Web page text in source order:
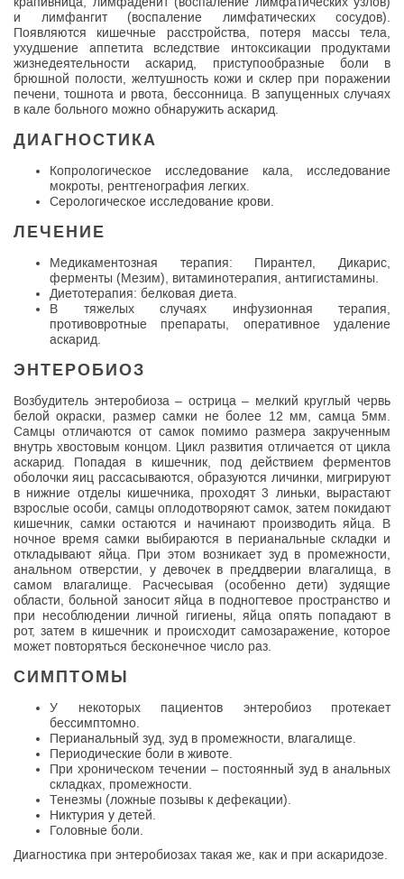
и лимфангит (воспаление лимфатических сосудов).
Появляются кишечные расстройства, потеря массы тела,
ухудшение аппетита вследствие интоксикации продуктами
жизнедеятельности аскарид, приступообразные боли в
брюшной полости, желтушность кожи и склер при поражении
печени, тошнота и рвота, бессонница. В запущенных случаях
в кале больного можно обнаружить аскарид.
ДИАГНОСТИКА
Копрологическое исследование кала, исследование
мокроты, рентгенография легких.
Серологическое исследование крови.
ЛЕЧЕНИЕ
Медикаментозная терапия: Пирантел, Дикарис,
ферменты (Мезим), витаминотерапия, антигистамины.
Диетотерапия: белковая диета.
В тяжелых случаях инфузионная терапия,
противовротные препараты, оперативное удаление
аскарид.
ЭНТЕРОБИОЗ
Возбудитель энтеробиоза – острица – мелкий круглый червь
белой окраски, размер самки не более 12 мм, самца 5мм.
Самцы отличаются от самок помимо размера закрученным
внутрь хвостовым концом. Цикл развития отличается от цикла
аскарид. Попадая в кишечник, под действием ферментов
оболочки яиц рассасываются, образуются личинки, мигрируют
в нижние отделы кишечника, проходят 3 линьки, вырастают
взрослые особи, самцы оплодотворяют самок, затем покидают
кишечник, самки остаются и начинают производить яйца. В
ночное время самки выбираются в перианальные складки и
откладывают яйца. При этом возникает зуд в промежности,
анальном отверстии, у девочек в преддверии влагалища, в
самом влагалище. Расчесывая (особенно дети) зудящие
области, больной заносит яйца в подногтевое пространство и
при несоблюдении личной гигиены, яйца опять попадают в
рот, затем в кишечник и происходит самозаражение, которое
может повторяться бесконечное число раз.
СИМПТОМЫ
У некоторых пациентов энтеробиоз протекает
бессимптомно.
Перианальный зуд, зуд в промежности, влагалище.
Периодические боли в животе.
При хроническом течении – постоянный зуд в анальных
складках, промежности.
Тенезмы (ложные позывы к дефекации).
Никтурия у детей.
Головные боли.
Диагностика при энтеробиозах такая же, как и при аскаридозе.